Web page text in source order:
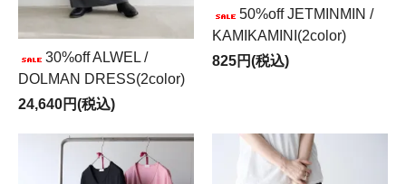
30%off ALWEL /
DOLMAN DRESS(2color)
24,640円(税込)
50%off JETMINMIN /
KAMIKAMINI(2color)
825円(税込)